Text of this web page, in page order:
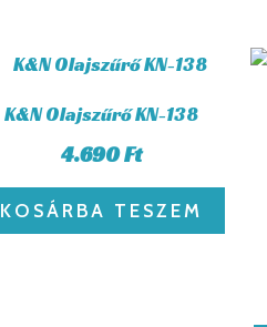
K&N Olajszűrő KN-138
4.690Ft
KOSÁRBA TESZEM